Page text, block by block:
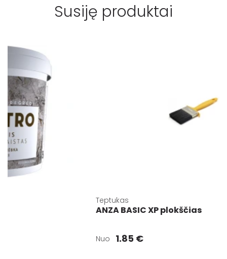
Susiję produktai
Teptukas
ANZA BASIC XP plokščias
Nuo 1.85 €